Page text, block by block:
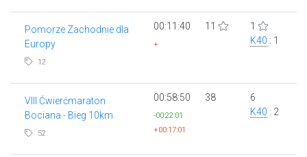
Pomorze Zachodnie dla
Europy
12
00:11:40
+
11
1
K40 : 1
VIII Ćwierćmaraton
Bociana - Bieg 10km
52
00:58:50
-00:22:01
+00:17:01
38
6
K40 : 2